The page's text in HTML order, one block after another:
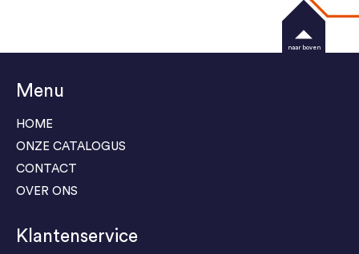
Menu
HOME
ONZE CATALOGUS
CONTACT
OVER ONS
Klantenservice
naar boven